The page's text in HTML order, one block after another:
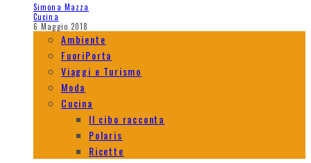
Simona Mazza
Cucina
6 Maggio 2018
Ambiente
FuoriPorta
Viaggi e Turismo
Moda
Cucina
Il cibo racconta
Polaris
Ricette